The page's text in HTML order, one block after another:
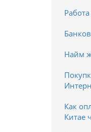
Найм
Как
Китае